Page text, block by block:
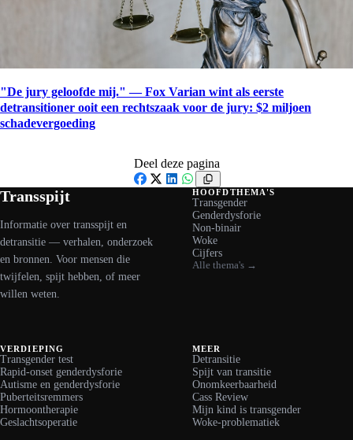
"De jury geloofde mij." — Fox Varian wint als eerste
detransitioner ooit een rechtszaak voor de jury: $2 miljoen
schadevergoeding
Deel deze pagina
LinkedIn
WhatsApp
Transspijt
Informatie over transspijt en
detransitie — verhalen, onderzoek
en bronnen. Voor mensen die
twijfelen, spijt hebben, of meer
willen weten.
HOOFDTHEMA'S
Transgender
Genderdysforie
Non-binair
Woke
Cijfers
Alle thema's →
VERDIEPING
Transgender test
Rapid-onset genderdysforie
Autisme en genderdysforie
Puberteitsremmers
Hormoontherapie
Geslachtsoperatie
MEER
Detransitie
Spijt van transitie
Onomkeerbaarheid
Cass Review
Mijn kind is transgender
Woke-problematiek